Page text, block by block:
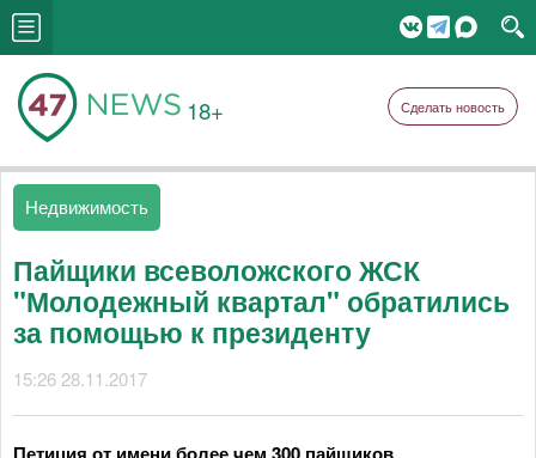
18+ Сделать новость
Недвижимость
Пайщики всеволожского ЖСК
"Молодежный квартал" обратились
за помощью к президенту
15:26 28.11.2017